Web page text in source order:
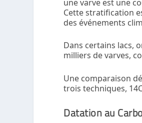
une varve est une
Cette stratification
des événements
Dans certains lacs,
milliers de varves,
Une comparaison
trois techniques, 14
Datation au